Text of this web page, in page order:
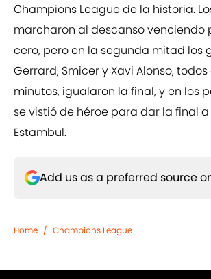
Champions League de la historia.
marcharon al descanso venciendo
cero, pero en la segunda mitad los
Gerrard, Smicer y Xavi Alonso,
minutos, igualaron la final, y en los
se vistió de héroe para dar la final a
Estambul.
Add us as a preferred source
Home / Champions League